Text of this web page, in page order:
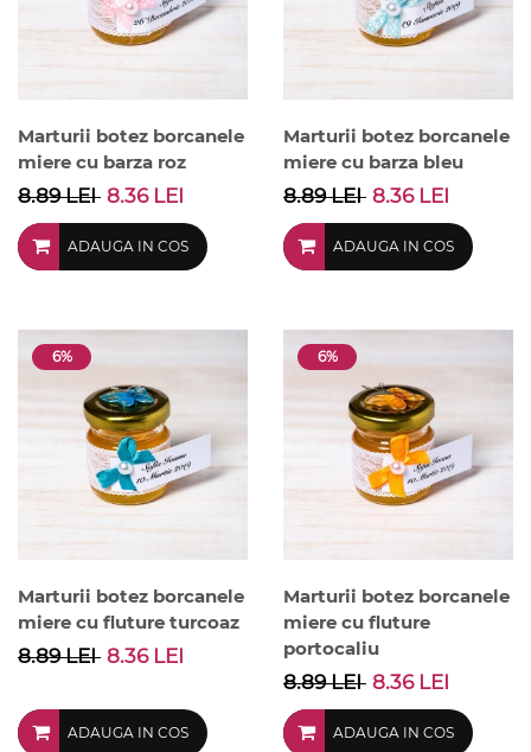
Marturii botez borcanele
miere cu barza roz
8.89 LEI 8.36 LEI
ADAUGA IN COS
Marturii botez borcanele
miere cu barza bleu
8.89 LEI 8.36 LEI
ADAUGA IN COS
6%
Marturii botez borcanele
miere cu fluture turcoaz
8.89 LEI 8.36 LEI
ADAUGA IN COS
6%
Marturii botez borcanele
miere cu fluture
portocaliu
8.89 LEI 8.36 LEI
ADAUGA IN COS